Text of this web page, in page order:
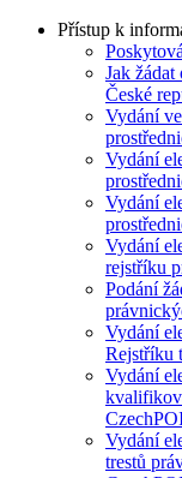
Přístup k
Jak
České
Vydání
Vydání
Vydání
Vydání
rejstříku
Podání
Vydání
Rejstříku
Vydání
Vydání
trestů